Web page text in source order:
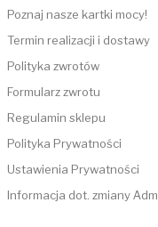
Poznaj nasze kartki mocy!
Termin realizacji i dostawy
Polityka zwrotów
Formularz zwrotu
Regulamin sklepu
Polityka Prywatności
Ustawienia Prywatności
Informacja dot. zmiany